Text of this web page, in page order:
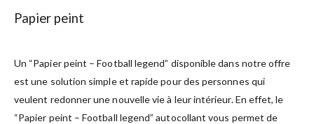
Papier peint
Un “Papier peint – Football legend” disponible dans notre offre
est une solution simple et rapide pour des personnes qui
veulent redonner une nouvelle vie à leur intérieur. En effet, le
“Papier peint – Football legend” autocollant vous permet de